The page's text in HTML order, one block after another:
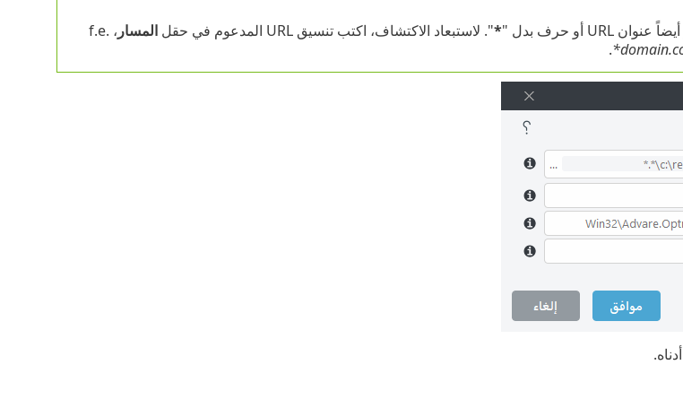
أيضاً عنوان URL أو حرف بدل " *". لاستبعاد الاكتشاف، اكتب تنسيق URL المدعوم في حقل المسار ، f.e.
.
أدناه.